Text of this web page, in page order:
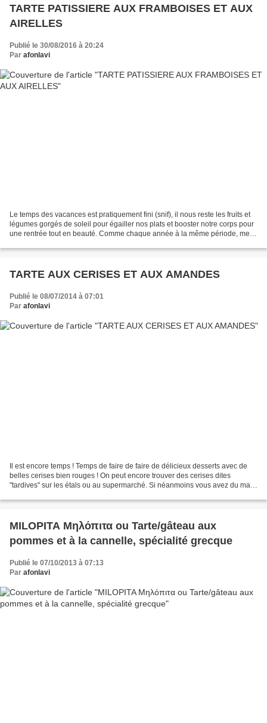
TARTE PATISSIERE AUX FRAMBOISES ET AUX
AIRELLES
Publié le 30/08/2016 à 20:24
Par afonlavi
Le temps des vacances est pratiquement fini (snif), il nous reste les fruits et
légumes gorgés de soleil pour égailler nos plats et booster notre corps pour
une rentrée tout en beauté. Comme chaque année à la même période, mes
TARTE AUX CERISES ET AUX AMANDES
Publié le 08/07/2014 à 07:01
Par afonlavi
Il est encore temps ! Temps de faire de faire de délicieux desserts avec de
belles cerises bien rouges ! On peut encore trouver des cerises dites
"tardives" sur les étals ou au supermarché. Si néanmoins vous avez du mal
MILOPITA Μηλόπιτα ou Tarte/gâteau aux
pommes et à la cannelle, spécialité grecque
Publié le 07/10/2013 à 07:13
Par afonlavi